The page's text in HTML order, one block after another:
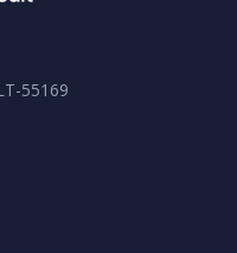
55169